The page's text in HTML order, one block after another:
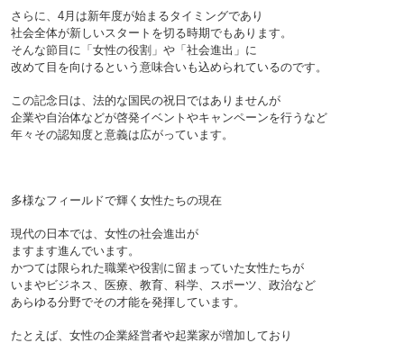
さらに、4月は新年度が始まるタイミングであり
社会全体が新しいスタートを切る時期でもあります。
そんな節目に「女性の役割」や「社会進出」に
改めて目を向けるという意味合いも込められているのです。
この記念日は、法的な国民の祝日ではありませんが
企業や自治体などが啓発イベントやキャンペーンを行うなど
年々その認知度と意義は広がっています。
多様なフィールドで輝く女性たちの現在
現代の日本では、女性の社会進出が
ますます進んでいます。
かつては限られた職業や役割に留まっていた女性たちが
いまやビジネス、医療、教育、科学、
スポーツ、政治など
あらゆる分野でその才能を発揮しています。
たとえば、女性の企業経営者や起業家が増加しており